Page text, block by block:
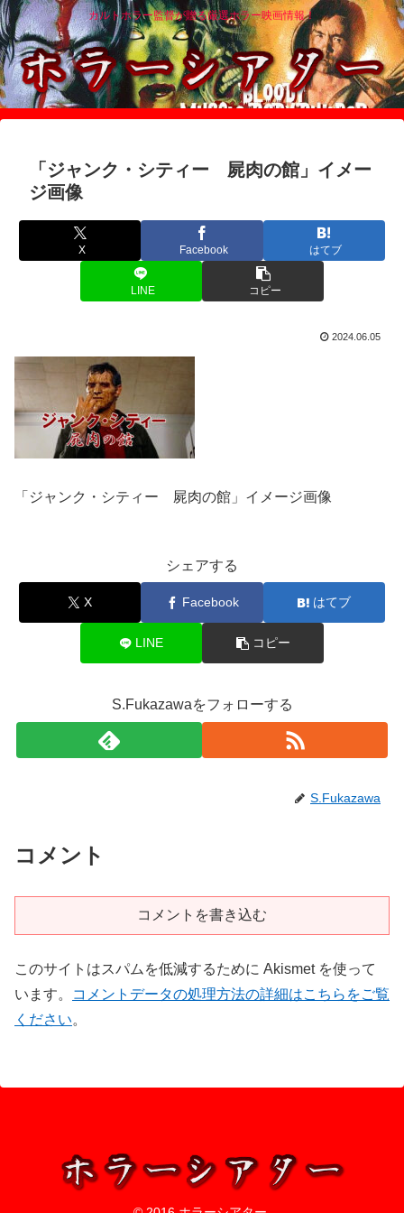
カルトホラー監督が贈る厳選ホラー映画情報！
「ジャンク・シティー 屍肉の館」イメー
ジ画像
X Facebook はてブ
LINE コピー
2024.06.05
「ジャンク・シティー 屍肉の館」イメージ画像
シェアする
X Facebook はてブ
LINE コピー
S.Fukazawaをフォローする
S.Fukazawa
コメント
コメントを書き込む
このサイトはスパムを低減するために Akismet を使って
います。
コメントデータの処理方法の詳細はこちらをご覧
ください。